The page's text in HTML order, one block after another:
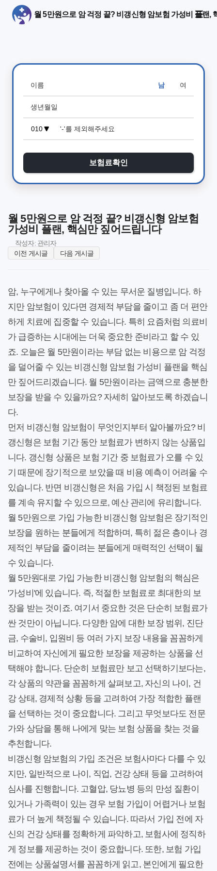
월 5만원으로 암 걱정 끝? 비갱신형 암보험 가성비 플랜,
남 여
보험료확인
월 5만원으로 암 걱정 끝? 비갱신형 암보험
가성비 플랜, 핵심만 짚어드립니다
작성자: 관리자
이전 게시글
다음 게시글
암, 누구에게나 찾아올 수 있는 무서운 질병입니다. 하
지만 암보험이 있다면 경제적 부담을 줄이고 좀 더 편안
하게 치료에 집중할 수 있습니다. 특히 요즘처럼 의료비
가 급증하는 시대에는 더욱 중요한 준비라고 할 수 있
죠. 오늘은 월 5만원이라는 부담 없는 비용으로 암 걱정
을 덜어줄 수 있는 비갱신형 암보험 가성비 플랜을 핵심
만 짚어드리겠습니다. 월 5만원이라는 금액으로 충분한
보장을 받을 수 있을까요? 자세히 알아보도록 하겠습니
다.
먼저 비갱신형 암보험이 무엇인지부터 알아볼까요? 비
갱신형은 보험 기간 동안 보험료가 변하지 않는 상품입
니다. 갱신형 상품은 보험 기간 중 보험료가 오를 수 있
기 때문에 장기적으로 보았을 때 비용 예측이 어려울 수
있습니다. 반면 비갱신형은 처음 가입 시 책정된 보험료
를 계속 유지할 수 있으므로, 예산 관리에 유리합니다.
월 5만원으로 가입 가능한 비갱신형 암보험은 장기적인
보장을 원하는 분들에게 적합하며, 특히 젊은 층이나 경
제적인 부담을 줄이려는 분들에게 매력적인 선택이 될
수 있습니다.
월 5만원대로 가입 가능한 비갱신형 암보험의 핵심은
'가성비'에 있습니다. 즉, 적절한 보험료로 최대한의 보
장을 받는 것이죠. 여기서 중요한 것은 단순히 보험료가
싼 것만이 아닙니다. 다양한 암에 대한 보장 범위, 진단
금, 수술비, 입원비 등 여러 가지 보장 내용을 꼼꼼하게
비교하여 자신에게 필요한 보장을 제공하는 상품을 선
택해야 합니다. 단순히 보험료만 보고 선택하기보다는,
각 상품의 약관을 꼼꼼하게 살펴보고, 자신의 나이, 건
강 상태, 경제적 상황 등을 고려하여 가장 적합한 플랜
을 선택하는 것이 중요합니다. 그리고 무엇보다도 전문
가와 상담을 통해 나에게 맞는 보험 상품을 찾는 것을
추천합니다.
비갱신형 암보험의 가입 조건은 보험사마다 다를 수 있
지만, 일반적으로 나이, 직업, 건강 상태 등을 고려하여
심사를 진행합니다. 고혈압, 당뇨병 등의 만성 질환이
있거나 가족력이 있는 경우 보험 가입이 어렵거나 보험
료가 더 높게 책정될 수 있습니다. 따라서 가입 전에 자
신의 건강 상태를 정확하게 파악하고, 보험사에 정직하
게 정보를 제공하는 것이 중요합니다. 또한, 보험 가입
전에는 상품설명서를 꼼꼼하게 읽고, 본인에게 필요한